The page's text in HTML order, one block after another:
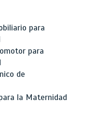
para
para
de
la Maternidad